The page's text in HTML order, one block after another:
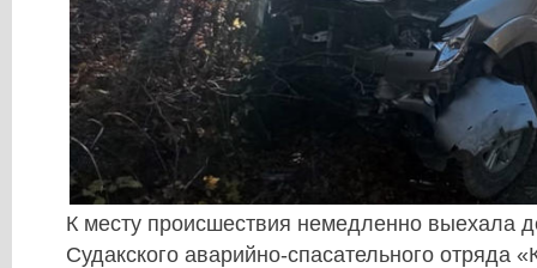
К месту происшествия немедленно выехала
Судакского аварийно-спасательного